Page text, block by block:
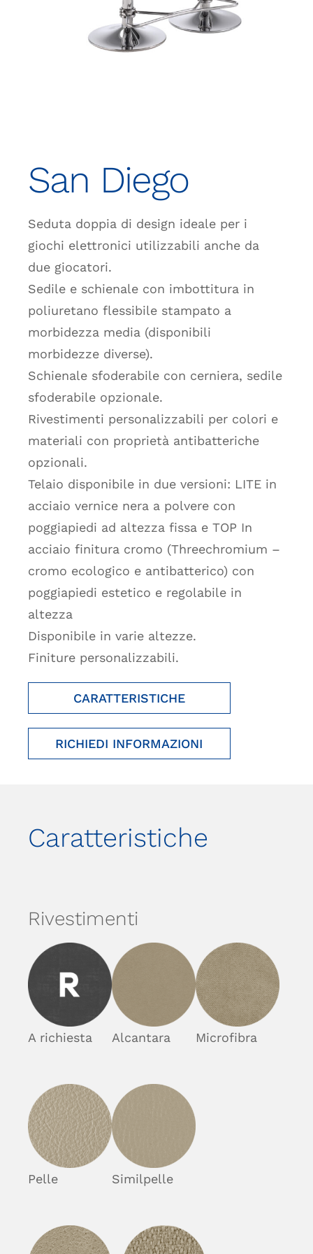
San Diego
Seduta doppia di design ideale per i
giochi elettronici utilizzabili anche da
due giocatori.
Sedile e schienale con imbottitura in
poliuretano flessibile stampato a
morbidezza media (disponibili
morbidezze diverse).
Schienale sfoderabile con cerniera, sedile
sfoderabile opzionale.
Rivestimenti personalizzabili per colori e
materiali con proprietà antibatteriche
opzionali.
Telaio disponibile in due versioni: LITE in
acciaio vernice nera a polvere con
poggiapiedi ad altezza fissa e TOP In
acciaio finitura cromo (Threechromium –
cromo ecologico e antibatterico) con
poggiapiedi estetico e regolabile in
altezza
Disponibile in varie altezze.
Finiture personalizzabili.
CARATTERISTICHE
RICHIEDI INFORMAZIONI
Caratteristiche
Rivestimenti
A richiesta Alcantara Microfibra
Pelle Similpelle